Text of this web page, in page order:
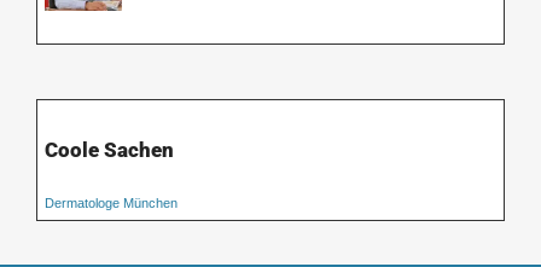
Coole Sachen
Dermatologe München